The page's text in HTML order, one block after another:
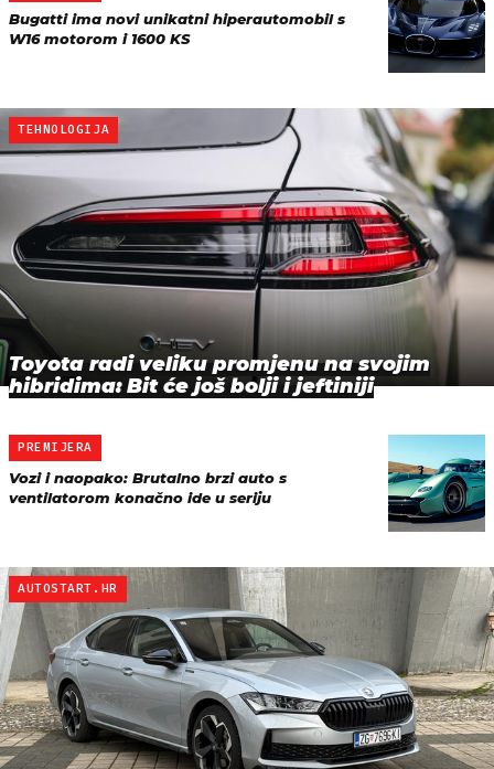
Bugatti ima novi unikatni hiperautomobil s
W16 motorom i 1600 KS
TEHNOLOGIJA
Toyota radi veliku promjenu na svojim
hibridima: Bit će još bolji i jeftiniji
PREMIJERA
Vozi i naopako: Brutalno brzi auto s
ventilatorom konačno ide u seriju
AUTOSTART.HR